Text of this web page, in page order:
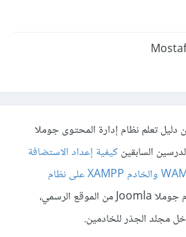
تعلم نظام إدارة المحتوى جوملا
كيفية إعداد الاستضافة
الخاصة باستخدام الخادم WAMP والخادم XAMPP على نظام
، وتنزيل نظام جوملا Joomla من الموقع الرسمي،
مجلد الجذر للخادمين.